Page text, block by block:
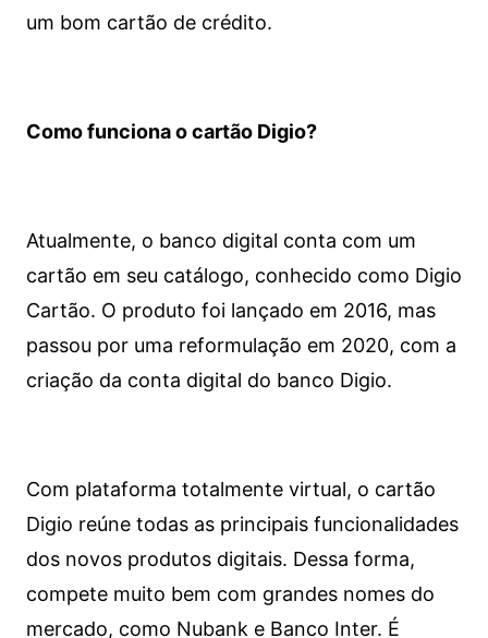
um bom cartão de crédito.
Como funciona o cartão Digio?
Atualmente, o banco digital conta com um
cartão em seu catálogo, conhecido como Digio
Cartão. O produto foi lançado em 2016, mas
passou por uma reformulação em 2020, com a
criação da conta digital do banco Digio.
Com plataforma totalmente virtual, o cartão
Digio reúne todas as principais funcionalidades
dos novos produtos digitais. Dessa forma,
compete muito bem com grandes nomes do
mercado, como Nubank e Banco Inter. É